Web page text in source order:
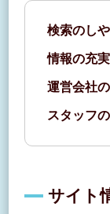
検索のし
情報の充
運営会社
スタッフ
サイト